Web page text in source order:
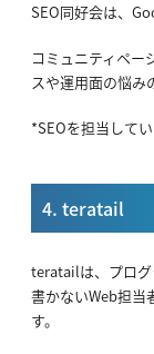
SEO同好会は、
コミュニティペー
スや運用面の悩み
*SEOを担当して
4. teratail
teratailは、プログ
書かないWeb担当
す。